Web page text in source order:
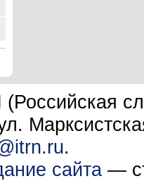
.
сайта —